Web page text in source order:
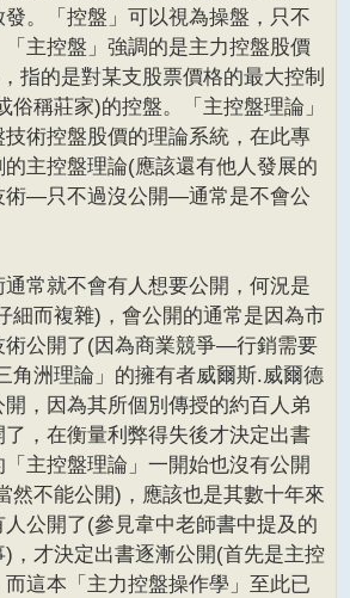
。「控盤」可以視為操盤，只不
主控盤」強調的是主力控盤股價
指的是對某支股票價格的最大控制
稱莊家)的控盤。「主控盤理論」
術控盤股價的理論系統，在此專
主控盤理論(應該還有他人發展的
術—只不過沒公開—通常是不會公
常就不會有人想要公開，何況是
細而複雜)，會公開的通常是因為市
術公開了(因為商業競爭—行銷需要
角洲理論」的擁有者威爾斯.威爾德
開，因為其所個別傳授的約百人弟
，在衡量利弊得失後才決定出書
主控盤理論」一開始也沒有公開
然不能公開)，應該也是其數十年來
人公開了(參見韋中老師書中提及的
，才決定出書逐漸公開(首先是主控
這本「主力控盤操作學」至此已